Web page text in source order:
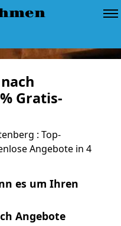
Gratis-
: Top-
Angebote in 4
es um Ihren
Angebote